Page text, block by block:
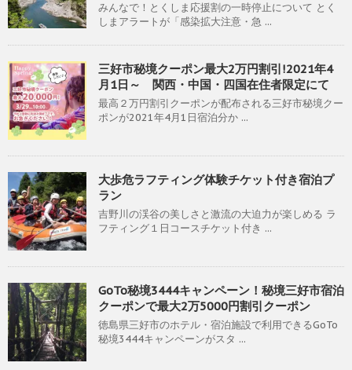
みんなで！とくしま応援割の一時停止について とく
しまアラートが「感染拡大注意・急 ...
三好市秘境クーポン最大2万円割引!2021年4
月1日～ 関西・中国・四国在住者限定にて
最高２万円割引クーポンが配布される三好市秘境クー
ポンが2021年4月1日宿泊分か ...
大歩危ラフティング体験チケット付き宿泊プ
ラン
吉野川の渓谷の美しさと激流の大迫力が楽しめる ラ
フティング１日コースチケット付き ...
GoTo秘境3444キャンペーン！秘境三好市宿泊
クーポンで最大2万5000円割引クーポン
徳島県三好市のホテル・宿泊施設で利用できるGoTo
秘境3444キャンペーンがスタ ...